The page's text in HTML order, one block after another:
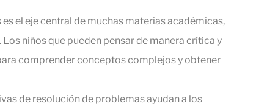
el eje central de muchas materias académicas,
niños que pueden pensar de manera crítica y
comprender conceptos complejos y obtener
de resolución de problemas ayudan a los